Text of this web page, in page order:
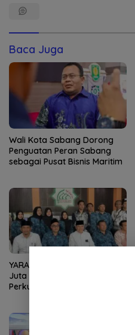
Baca Juga
Wali Kota Sabang Dorong
Penguatan Peran Sabang
sebagai Pusat Bisnis Maritim
YARA Serahkan Infak Rp10
Juta ke Baitul Mal Aceh,
Perkuat Pengelolaan ZIS